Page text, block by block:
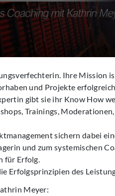
Ihre Mission
und Projekte
gibt sie ihr Know How
Trainings,
sichern dabei
und zum systemischen
für Erfolg.
Erfolgsprinzipien des
Meyer: